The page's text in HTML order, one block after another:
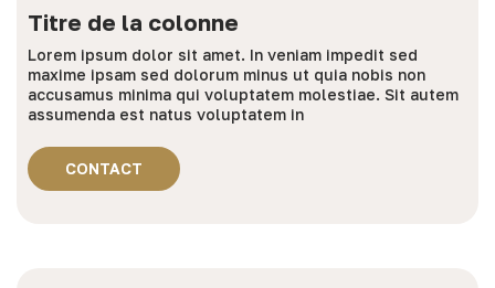
Titre de la colonne
Lorem ipsum dolor sit amet. In veniam impedit sed
maxime ipsam sed dolorum minus ut quia nobis non
accusamus minima qui voluptatem molestiae. Sit autem
assumenda est natus voluptatem in
CONTACT